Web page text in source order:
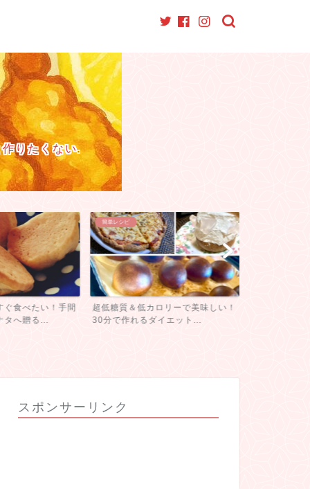
りたくない.
ぐ食べたい！手間
へ贈る...
簡単レシピ
超低糖質＆低カロリーで美味しい！
30分で作れるダイエット...
スポンサーリンク